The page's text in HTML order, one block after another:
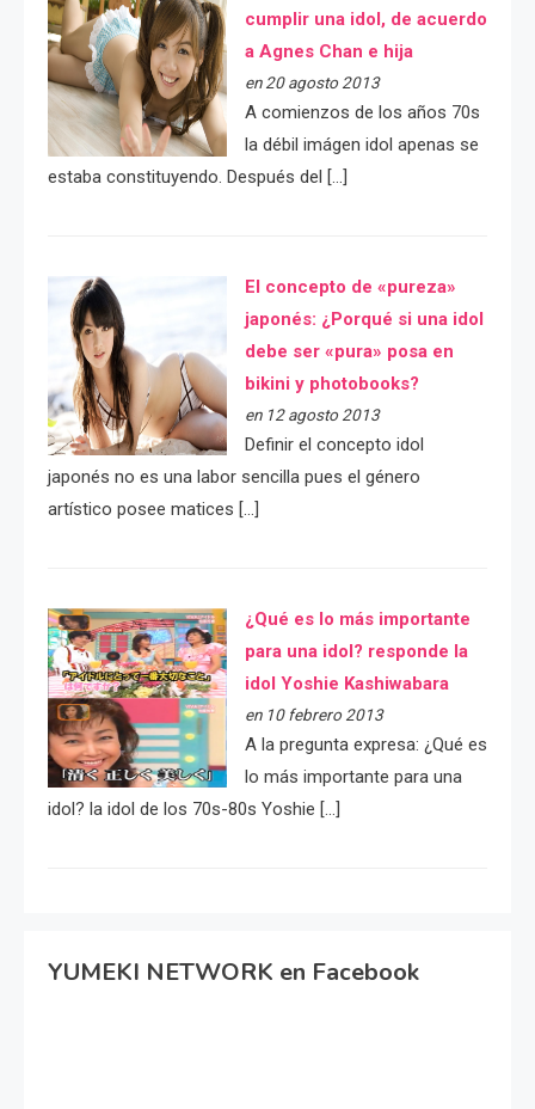
cumplir una idol, de acuerdo
a Agnes Chan e hija
en 20 agosto 2013
A comienzos de los años 70s
la débil imágen idol apenas se
estaba constituyendo. Después del […]
El concepto de «pureza»
japonés: ¿Porqué si una idol
debe ser «pura» posa en
bikini y photobooks?
en 12 agosto 2013
Definir el concepto idol
japonés no es una labor sencilla pues el género
artístico posee matices […]
¿Qué es lo más importante
para una idol? responde la
idol Yoshie Kashiwabara
en 10 febrero 2013
A la pregunta expresa: ¿Qué es
lo más importante para una
idol? la idol de los 70s-80s Yoshie […]
YUMEKI NETWORK en Facebook